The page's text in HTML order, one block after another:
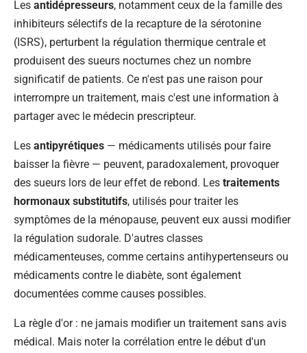
Les antidépresseurs, notamment ceux de la famille des
inhibiteurs sélectifs de la recapture de la sérotonine
(ISRS), perturbent la régulation thermique centrale et
produisent des sueurs nocturnes chez un nombre
significatif de patients. Ce n'est pas une raison pour
interrompre un traitement, mais c'est une information à
partager avec le médecin prescripteur.
Les antipyrétiques — médicaments utilisés pour faire
baisser la fièvre — peuvent, paradoxalement, provoquer
des sueurs lors de leur effet de rebond. Les traitements
hormonaux substitutifs, utilisés pour traiter les
symptômes de la ménopause, peuvent eux aussi modifier
la régulation sudorale. D'autres classes
médicamenteuses, comme certains antihypertenseurs ou
médicaments contre le diabète, sont également
documentées comme causes possibles.
La règle d'or : ne jamais modifier un traitement sans avis
médical. Mais noter la corrélation entre le début d'un